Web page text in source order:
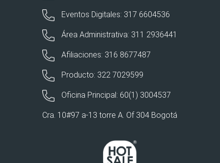
Eventos Digitales: 317 6604536
Área Administrativa: 311 2936441
Afiliaciones: 316 8677487
Producto: 322 7029599
Oficina Principal: 60(1) 3004537
Cra. 10#97 a-13 torre A. Of 304 Bogotá